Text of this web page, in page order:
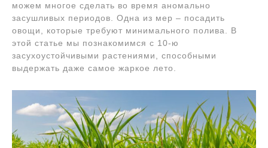
можем многое сделать во время аномально
засушливых периодов. Одна из мер – посадить
овощи, которые требуют минимального полива. В
этой статье мы познакомимся с 10-ю
засухоустойчивыми растениями, способными
выдержать даже самое жаркое лето.